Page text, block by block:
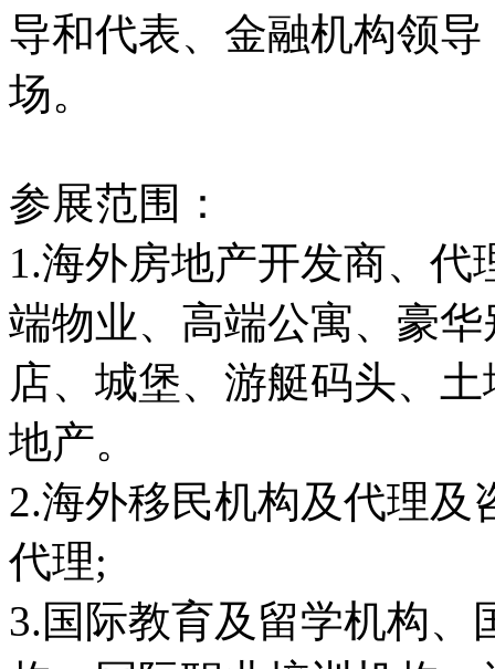
导和代表、金融机构领
场。
参展范围：
1.海外房地产开发商、
端物业、高端公寓、豪
店、城堡、游艇码头、
地产。
2.海外移民机构及代理
代理;
3.国际教育及留学机构、